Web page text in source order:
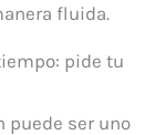
fluida.
pide tu
puede ser uno